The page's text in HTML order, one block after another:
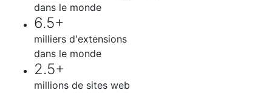
dans le monde
6.5+
milliers d'extensions
dans le monde
2.5+
millions de sites web